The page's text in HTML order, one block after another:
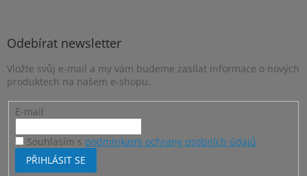
Odebírat newsletter
Vložte svůj e-mail a my vám budeme zasílat informace o nových
produktech na našem e-shopu.
E-mail
Souhlasím s podmínkami ochrany osobních údajů
PŘIHLÁSIT SE